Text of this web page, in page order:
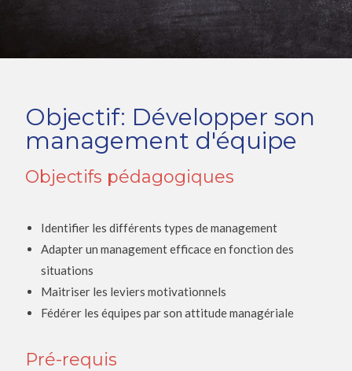
Objectif: Développer son
management d'équipe
Objectifs pédagogiques
Identifier les différents types de management
Adapter un management efficace en fonction des
situations
Maitriser les leviers motivationnels
Fédérer les équipes par son attitude managériale
Pré-requis